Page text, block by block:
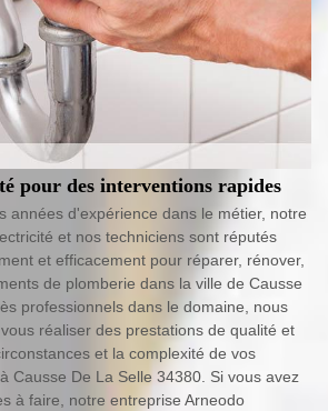
pour des interventions rapides
années d'expérience dans le métier, notre
et nos techniciens sont réputés
et efficacement pour réparer, rénover,
de plomberie dans la ville de Causse
professionnels dans le domaine, nous
réaliser des prestations de qualité et
et la complexité de vos
Causse De La Selle 34380. Si vous avez
à faire, notre entreprise Arneodo